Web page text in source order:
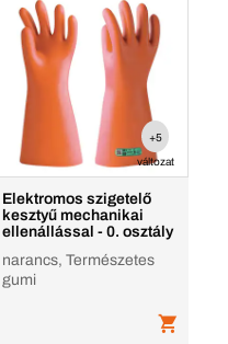
+5
változat
Elektromos szigetelő
kesztyű mechanikai
ellenállással - 0. osztály
narancs, Természetes
gumi